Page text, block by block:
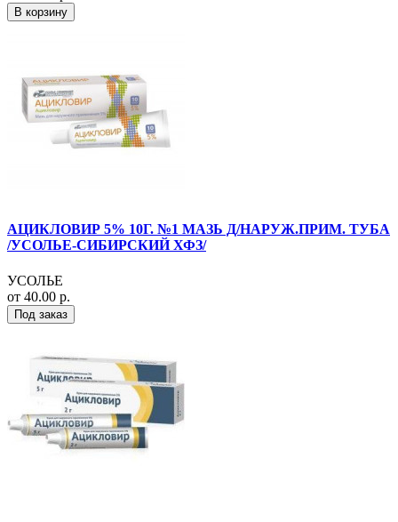
В корзину
АЦИКЛОВИР 5% 10Г. №1 МАЗЬ Д/НАРУЖ.ПРИМ. ТУБА
/УСОЛЬЕ-СИБИРСКИЙ ХФЗ/
УСОЛЬЕ
от 40.00 р.
Под заказ